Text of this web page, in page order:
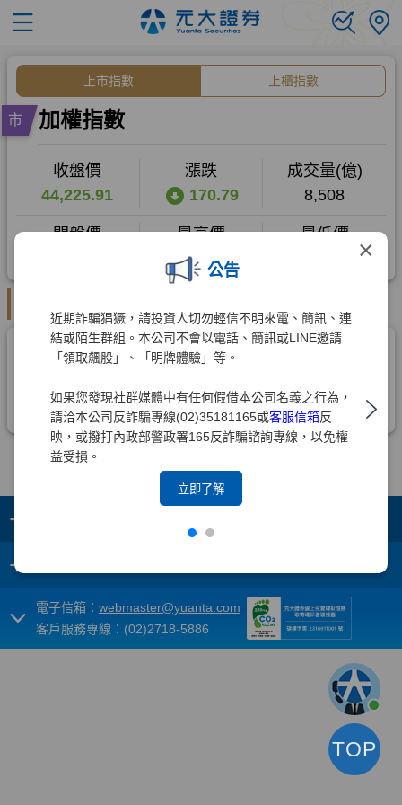
×
公告
近期詐騙猖獗，請投資人切勿輕信不明來電、簡訊、連
結或陌生群組。本公司不會以電話、簡訊或LINE邀請
「領取飆股」、「明牌體驗」等。
如果您發現社群媒體中有任何假借本公司名義之行為，
請洽本公司反詐騙專線(02)35181165或客服信箱反
映，或撥打內政部警政署165反詐騙諮詢專線，以免權
益受損。
立即了解
+
+
電子信箱： webmaster@yuanta.com
客戶服務專線：(02)2718-5886
TOP